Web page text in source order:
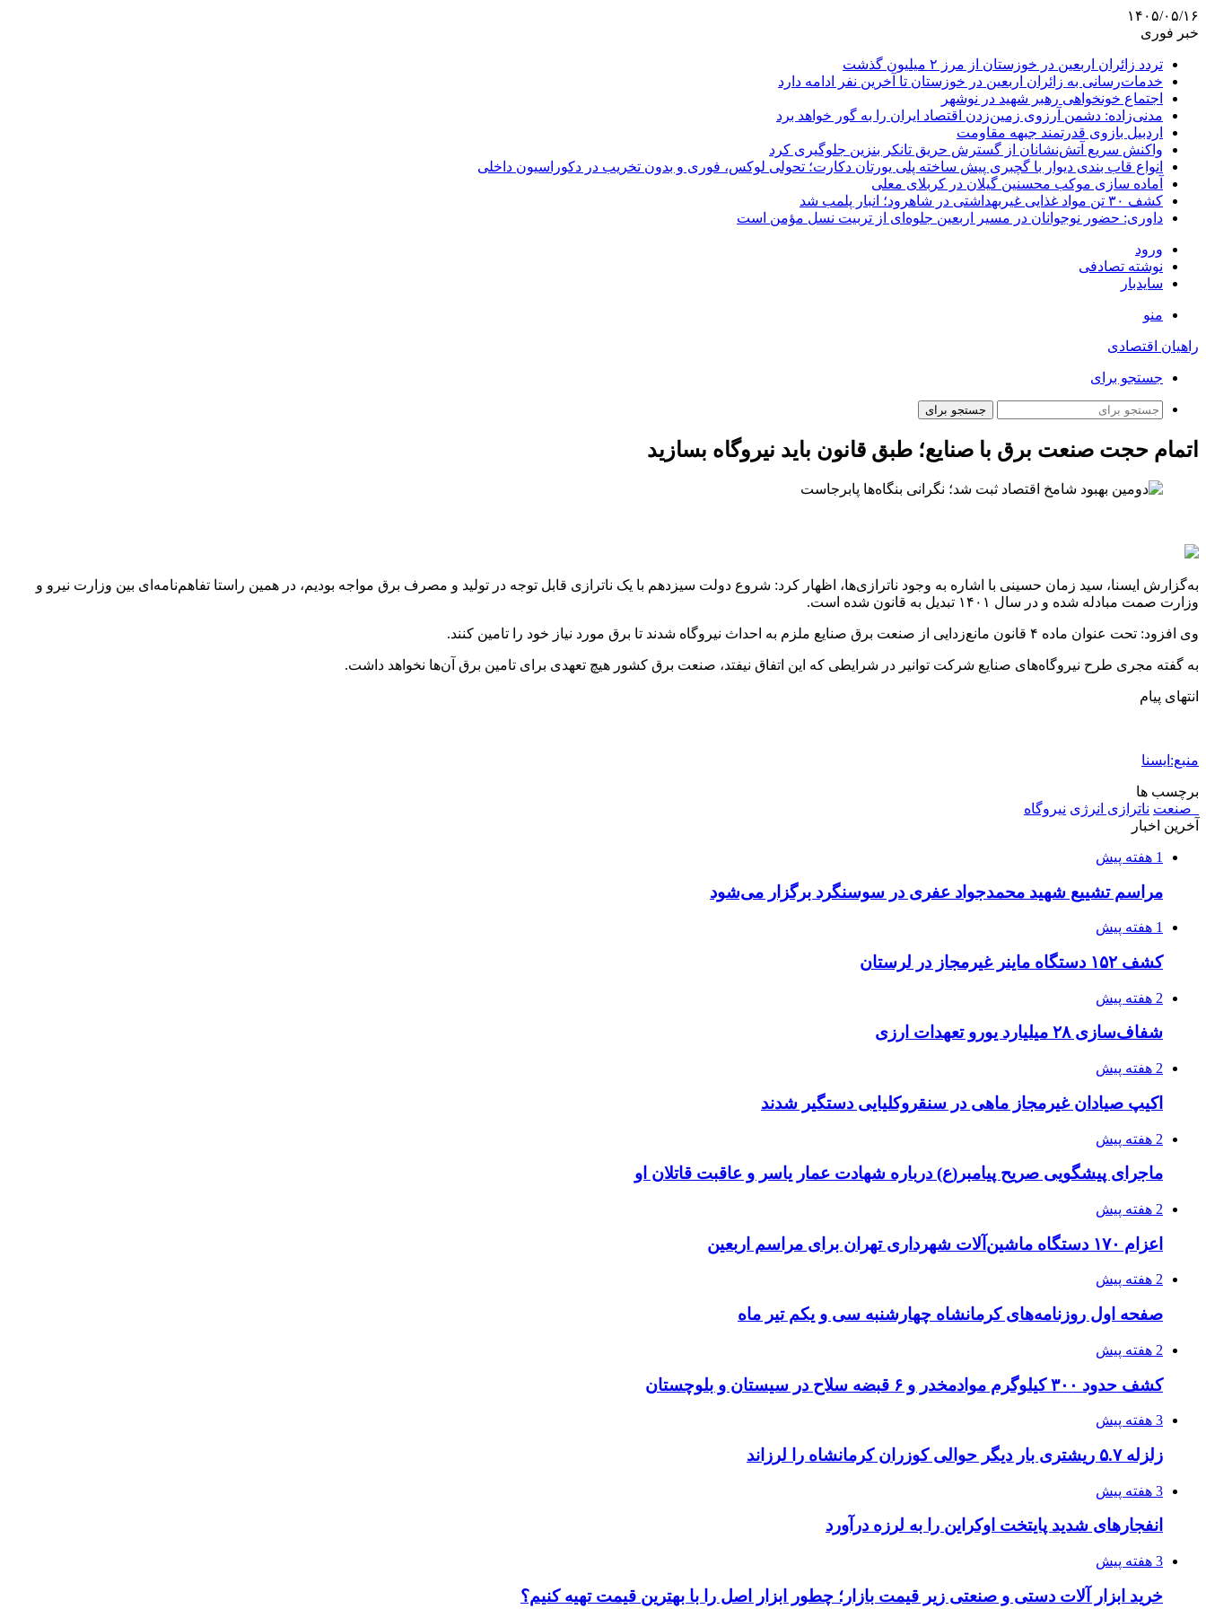
۱۴۰۵/۰۵/۱۶
خبر فوری
تردد زائران اربعین در خوزستان از مرز ۲ میلیون گذشت
خدمات‌رسانی به زائران اربعین در خوزستان تا آخرین نفر ادامه دارد
اجتماع خونخواهی رهبر شهید در نوشهر
مدنی‌زاده: دشمن آرزوی زمین‌زدن اقتصاد ایران را به گور خواهد برد
اردبیل بازوی قدرتمند جبهه مقاومت
واکنش سریع آتش‌نشانان از گسترش حریق تانکر بنزین جلوگیری کرد
انواع قاب بندی دیوار با گچبری پیش ساخته پلی یورتان دکارت؛ تحولی لوکس، فوری و بدون تخریب در دکوراسیون داخلی
آماده سازی موکب محسنین گیلان در کربلای معلی
کشف ۳۰ تن مواد غذایی غیربهداشتی در شاهرود؛ انبار پلمب شد
داوری: حضور نوجوانان در مسیر اربعین جلوه‌ای از تربیت نسل مؤمن است
ورود
نوشته تصادفی
سایدبار
منو
راهیان اقتصادی
جستجو برای
جستجو برای
اتمام حجت صنعت برق با صنایع؛ طبق قانون باید نیروگاه بسازید
به‌گزارش ایسنا، سید زمان حسینی با اشاره به وجود ناترازی‌ها، اظهار کرد: شروع دولت سیزدهم با یک ناترازی قابل توجه در تولید و مصرف برق مواجه بودیم، در همین راستا تفاهم‌نامه‌ای بین وزارت نیرو و
وزارت صمت مبادله شده و در سال ۱۴۰۱ تبدیل به قانون شده است.
وی افزود: تحت عنوان ماده ۴ قانون مانع‌زدایی از صنعت برق صنایع ملزم به احداث نیروگاه‌ شدند تا برق مورد نیاز خود را تامین کنند.
به گفته مجری طرح نیروگاه‌های صنایع شرکت توانیر در شرایطی که این اتفاق نیفتد، صنعت برق کشور هیچ تعهدی برای تامین برق آن‌ها نخواهد داشت.
انتهای پیام
منبع:ایسنا
برچسب ها
_صنعت ناترازی انرژی نيروگاه
آخرین اخبار
1 هفته پیش
مراسم تشییع شهید محمدجواد عفری در سوسنگرد برگزار می‌شود
1 هفته پیش
کشف ۱۵۲ دستگاه ماینر غیرمجاز در لرستان
2 هفته پیش
شفاف‌سازی ۲۸ میلیارد یورو تعهدات ارزی
2 هفته پیش
اکیپ صیادان غیرمجاز ماهی در سنقروکلیایی دستگیر شدند
2 هفته پیش
ماجرای پیشگویی صریح پیامبر(ع) درباره شهادت عمار یاسر و عاقبت قاتلان او
2 هفته پیش
اعزام ۱۷۰ دستگاه ماشین‌آلات شهرداری تهران برای مراسم اربعین
2 هفته پیش
صفحه اول روزنامه‌های کرمانشاه چهارشنبه سی و یکم تیر ماه
2 هفته پیش
کشف حدود ۳۰۰ کیلوگرم موادمخدر و ۶ قبضه سلاح در سیستان و بلوچستان
3 هفته پیش
زلزله ۵.۷ ریشتری بار دیگر حوالی کوزران کرمانشاه را لرزاند
3 هفته پیش
انفجارهای شدید پایتخت اوکراین را به لرزه درآورد
3 هفته پیش
خرید ابزار آلات دستی و صنعتی زیر قیمت بازار؛ چطور ابزار اصل را با بهترین قیمت تهیه کنیم؟